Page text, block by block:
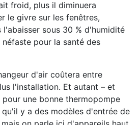
froid, plus il diminuera
le givre sur les fenêtres,
sous 30 % d'humidité
pour la santé des
d'air coûtera entre
l'installation. Et autant – et
une bonne thermopompe
y a des modèles d'entrée de